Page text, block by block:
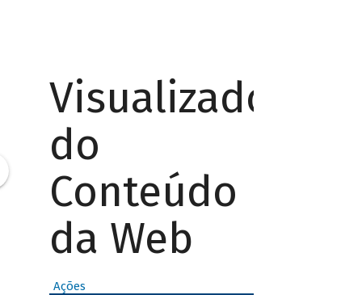
Visualizador
do
Conteúdo
da Web
Ações